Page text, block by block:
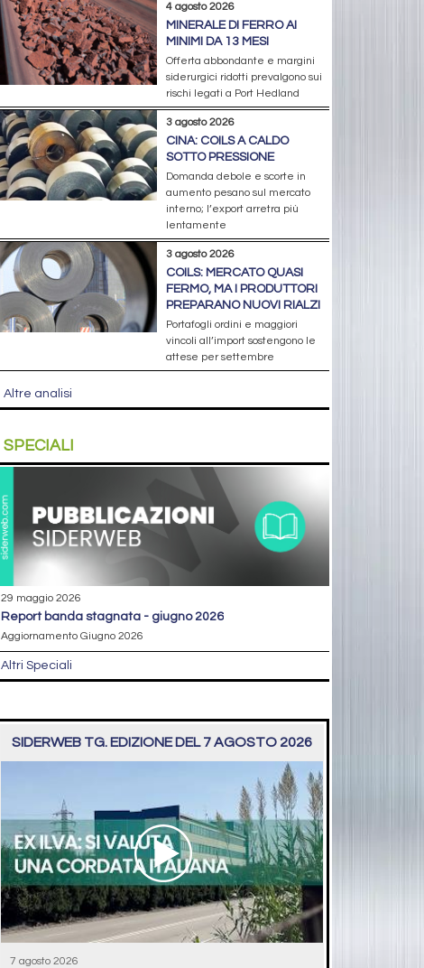
4 agosto 2026
MINERALE DI FERRO AI
MINIMI DA 13 MESI
Offerta abbondante e margini
siderurgici ridotti prevalgono sui
rischi legati a Port Hedland
3 agosto 2026
CINA: COILS A CALDO
SOTTO PRESSIONE
Domanda debole e scorte in
aumento pesano sul mercato
interno; l’export arretra più
lentamente
3 agosto 2026
COILS: MERCATO QUASI
FERMO, MA I PRODUTTORI
PREPARANO NUOVI RIALZI
Portafogli ordini e maggiori
vincoli all’import sostengono le
attese per settembre
Altre analisi
SPECIALI
29 maggio 2026
report banda stagnata - giugno 2026
Aggiornamento Giugno 2026
Altri Speciali
SIDERWEB TG. EDIZIONE DEL 7 AGOSTO 2026
7 agosto 2026